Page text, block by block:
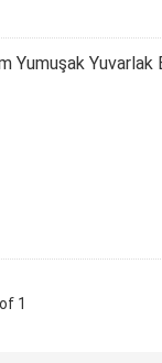
Yumuşak Yuvarlak
1